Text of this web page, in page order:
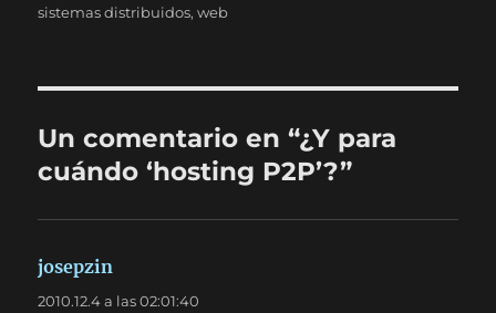
el
sistemas distribuidos,web
Un comentario en “¿Y para
cuándo ‘hosting P2P’?”
josepzin
2010.12.4 a las 02:01:40